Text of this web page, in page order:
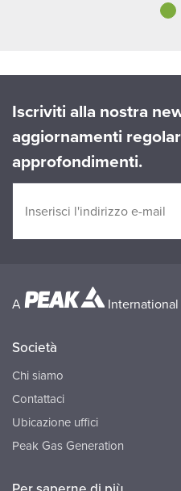
Iscriviti alla nostra
aggiornamenti
approfondimenti.
A
Società
Chi siamo
Contattaci
Ubicazione uffici
Peak Gas Generation